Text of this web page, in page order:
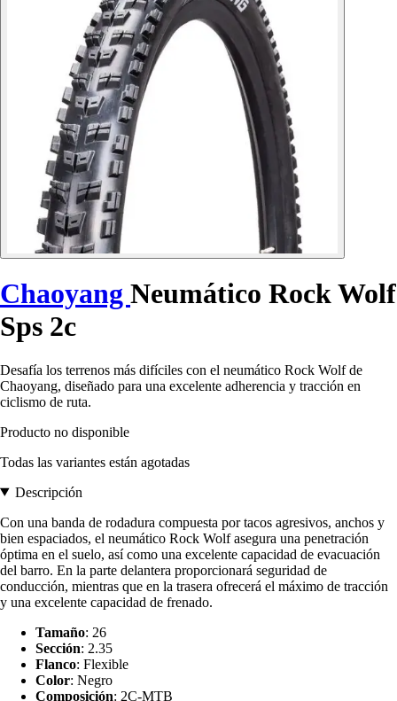
Chaoyang Neumático Rock Wolf
Sps 2c
Desafía los terrenos más difíciles con el neumático Rock Wolf de
Chaoyang, diseñado para una excelente adherencia y tracción en
ciclismo de ruta.
Producto no disponible
Todas las variantes están agotadas
Descripción
Con una banda de rodadura compuesta por tacos agresivos, anchos y
bien espaciados, el neumático Rock Wolf asegura una penetración
óptima en el suelo, así como una excelente capacidad de evacuación
del barro. En la parte delantera proporcionará seguridad de
conducción, mientras que en la trasera ofrecerá el máximo de tracción
y una excelente capacidad de frenado.
Tamaño: 26
Sección: 2.35
Flanco: Flexible
Color: Negro
Composición: 2C-MTB